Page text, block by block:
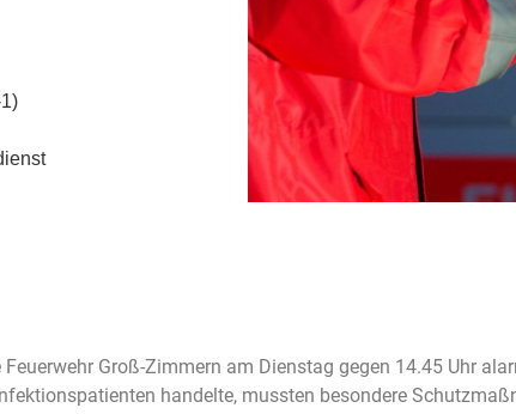
Groß-Zimmern am Dienstag gegen 14.45 Uhr
handelte, mussten besondere